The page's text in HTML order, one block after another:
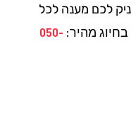
מענה לכל
מהיר:050-